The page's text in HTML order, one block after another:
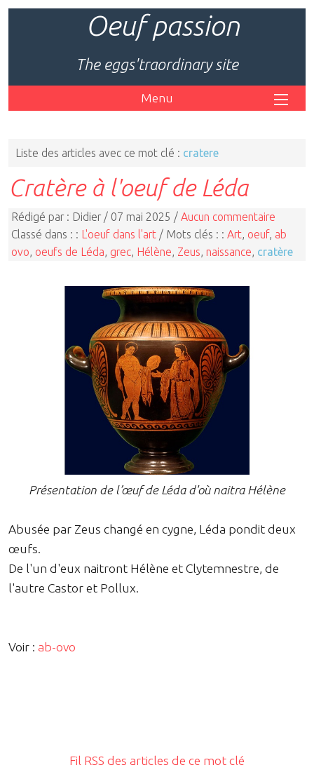
Oeuf passion
The eggs'traordinary site
Menu
Liste des articles avec ce mot clé : cratere
Cratère à l'oeuf de Léda
Rédigé par : Didier / 07 mai 2025 / Aucun commentaire
Classé dans : : L'oeuf dans l'art / Mots clés : : Art oeuf, ab
ovo oeufs de Léda grec Hélène Zeus naissance cratère
Présentation de l’œuf de Léda d'où naitra Hélène
Abusée par Zeus changé en cygne, Léda pondit deux
œufs.
De l'un d'eux naitront Hélène et Clytemnestre, de
l'autre Castor et Pollux.
Voir : ab-ovo
Fil RSS des articles de ce mot clé